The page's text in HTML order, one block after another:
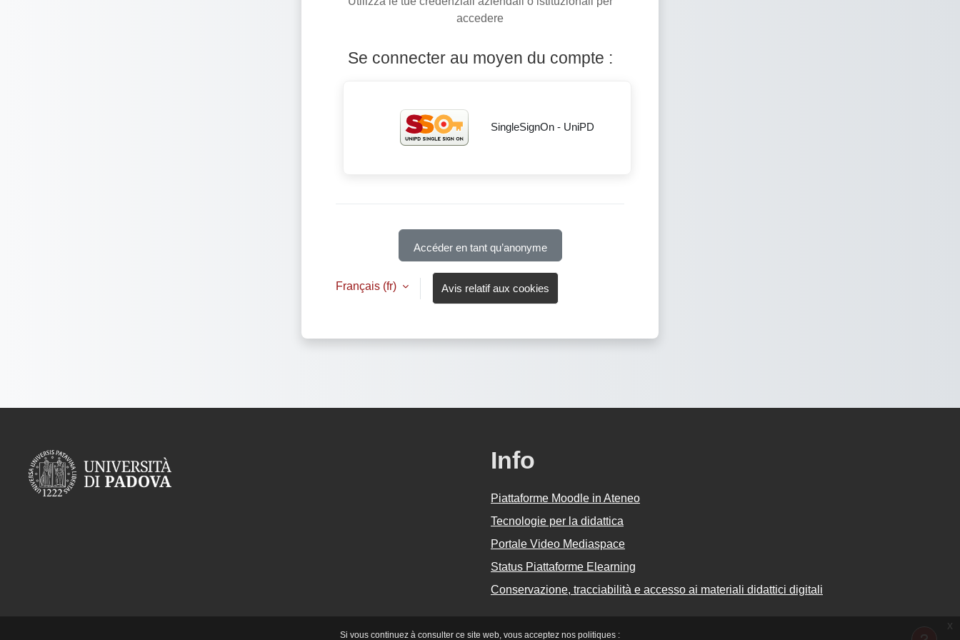
Si vous continuez à consulter ce site web, vous acceptez nos politiques :
x
accedere
Se connecter au moyen du compte :
SingleSignOn - UniPD
Accéder en tant qu’anonyme
Français ‎(fr)‎ Avis relatif aux cookies
Info
Piattaforme Moodle in Ateneo
Tecnologie per la didattica
Portale Video Mediaspace
Status Piattaforme Elearning
Conservazione, tracciabilità e accesso ai materiali didattici digitali